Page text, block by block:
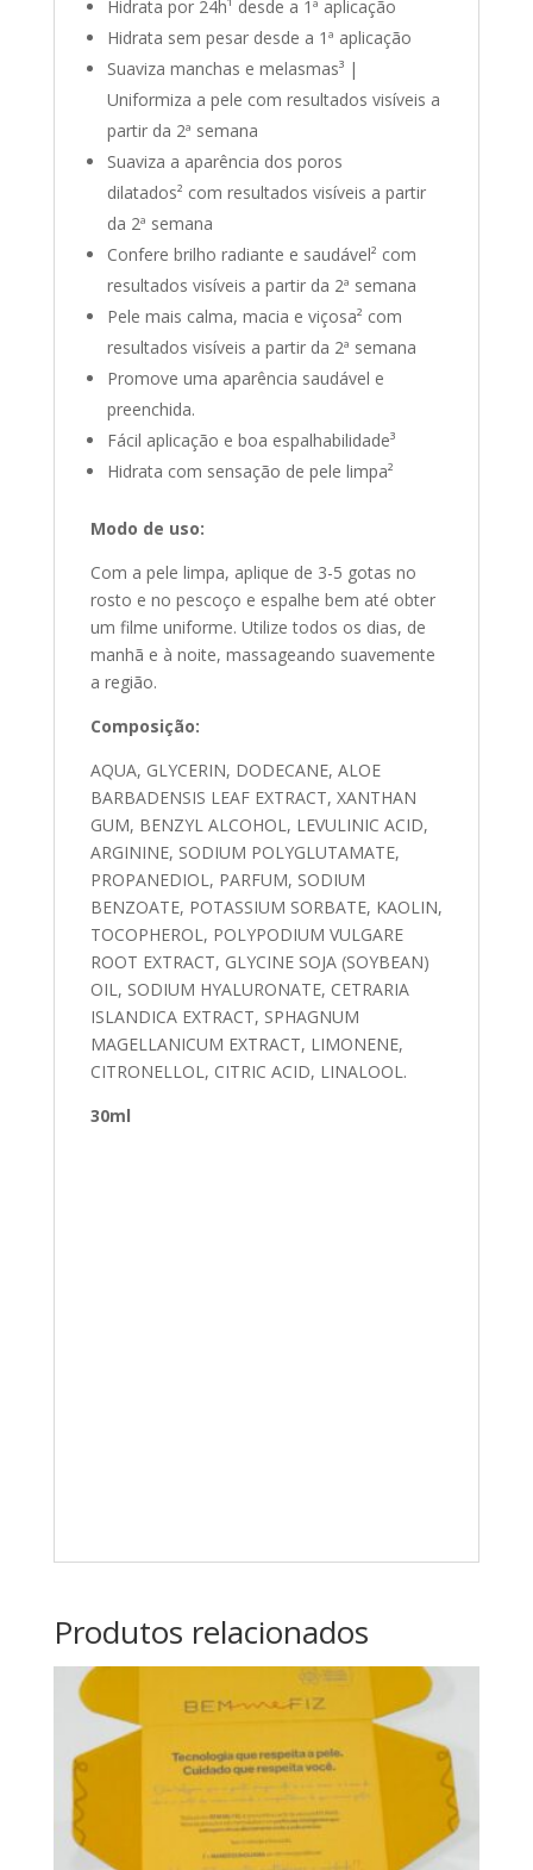
Hidrata por 24h¹ desde a 1ª aplicação
Hidrata sem pesar desde a 1ª aplicação
Suaviza manchas e melasmas³ |
Uniformiza a pele com resultados visíveis a
partir da 2ª semana
Suaviza a aparência dos poros
dilatados² com resultados visíveis a partir
da 2ª semana
Confere brilho radiante e saudável² com
resultados visíveis a partir da 2ª semana
Pele mais calma, macia e viçosa² com
resultados visíveis a partir da 2ª semana
Promove uma aparência saudável e
preenchida.
Fácil aplicação e boa espalhabilidade³
Hidrata com sensação de pele limpa²
Modo de uso:
Com a pele limpa, aplique de 3-5 gotas no
rosto e no pescoço e espalhe bem até obter
um filme uniforme. Utilize todos os dias, de
manhã e à noite, massageando suavemente
a região.
Composição:
AQUA, GLYCERIN, DODECANE, ALOE
BARBADENSIS LEAF EXTRACT, XANTHAN
GUM, BENZYL ALCOHOL, LEVULINIC ACID,
ARGININE, SODIUM POLYGLUTAMATE,
PROPANEDIOL, PARFUM, SODIUM
BENZOATE, POTASSIUM SORBATE, KAOLIN,
TOCOPHEROL, POLYPODIUM VULGARE
ROOT EXTRACT, GLYCINE SOJA (SOYBEAN)
OIL, SODIUM HYALURONATE, CETRARIA
ISLANDICA EXTRACT, SPHAGNUM
MAGELLANICUM EXTRACT, LIMONENE,
CITRONELLOL, CITRIC ACID, LINALOOL.
30ml
Produtos relacionados